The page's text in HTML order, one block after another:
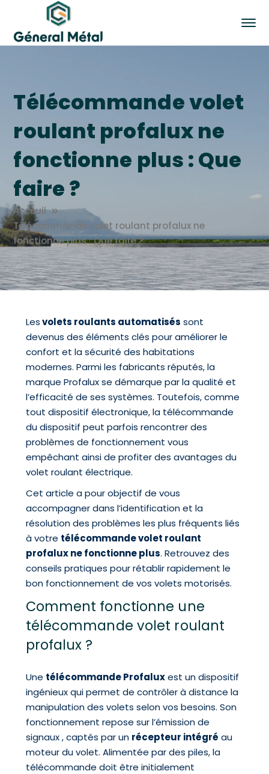
Télécommande volet
roulant profalux ne
fonctionne plus : Que
faire ?
Acceuil
Télécommande volet roulant profalux ne
fonctionne plus : Que faire ?
Lesvolets roulants automatisés sont
devenus des éléments clés pour améliorer le
confort et la sécurité des habitations
modernes. Parmi les fabricants réputés, la
marque Profalux se démarque par la qualité et
l’efficacité de ses systèmes. Toutefois, comme
tout dispositif électronique, la télécommande
du dispositif peut parfois rencontrer des
problèmes de fonctionnement vous
empêchant ainsi de profiter des avantages du
volet roulant électrique.
Cet article a pour objectif de vous
accompagner dans l’identification et la
résolution des problèmes les plus fréquents liés
à votre télécommande volet roulant
profalux ne fonctionne plus. Retrouvez des
conseils pratiques pour rétablir rapidement le
bon fonctionnement de vos volets motorisés.
Comment fonctionne une
télécommande volet roulant
profalux ?
Une télécommande Profaluxest un dispositif
ingénieux qui permet de contrôler à distance la
manipulation des volets selon vos besoins. Son
fonctionnement repose sur l’émission de
signaux , captés par un récepteur intégré au
moteur du volet. Alimentée par des piles, la
télécommande doit être initialement